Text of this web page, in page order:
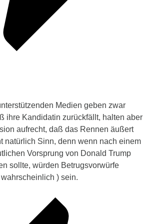
Medien geben zwar
ihre Kandidatin zurückfällt, halten aber
aufrecht, daß das Rennen äußert
natürlich Sinn, denn wenn nach einem
Vorsprung von Donald Trump
sollte, würden Betrugsvorwürfe
) sein.